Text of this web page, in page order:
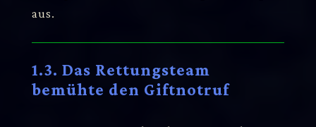
aus.
1.3. Das Rettungsteam
bemühte den Giftnotruf